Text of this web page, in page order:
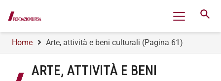
search
Home Arte, attività e beni culturali (Pagina 61)
ARTE, ATTIVITÀ E BENI